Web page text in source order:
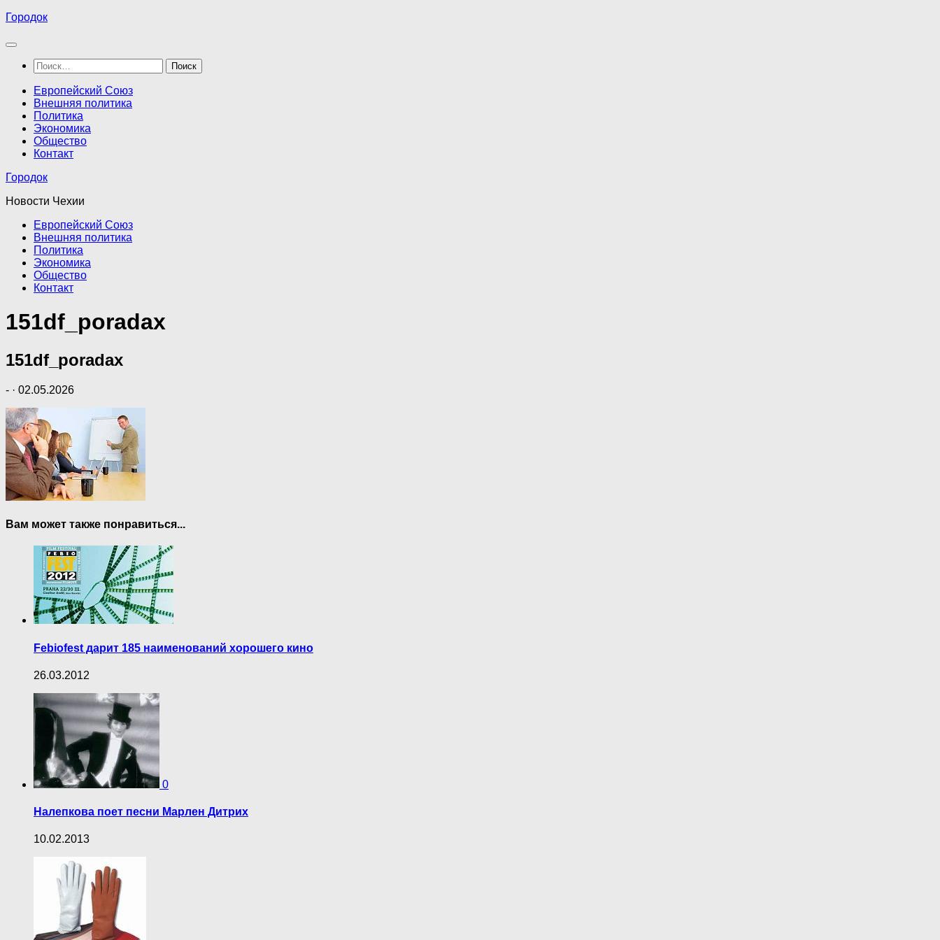
Перейти
содержимому
Городок
Найти:
Европейский Союз
Внешняя политика
Политика
Экономика
Общество
Контакт
Городок
Новости Чехии
Европейский Союз
Внешняя политика
Политика
Экономика
Общество
Контакт
151df_poradax
151df_poradax
- · 02.05.2026
Вам может также понравиться...
Febiofest дарит 185 наименований хорошего кино
26.03.2012
0
Налепкова поет песни Марлен Дитрих
10.02.2013